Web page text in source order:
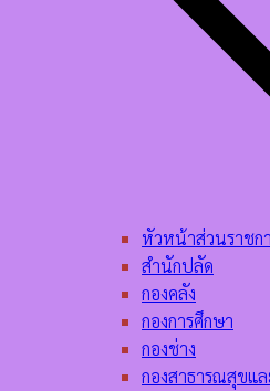
หัวหน้าส่วนราชก
สำนักปลัด
กองคลัง
กองการศึกษา
กองช่าง
กองสาธารณสุขแ